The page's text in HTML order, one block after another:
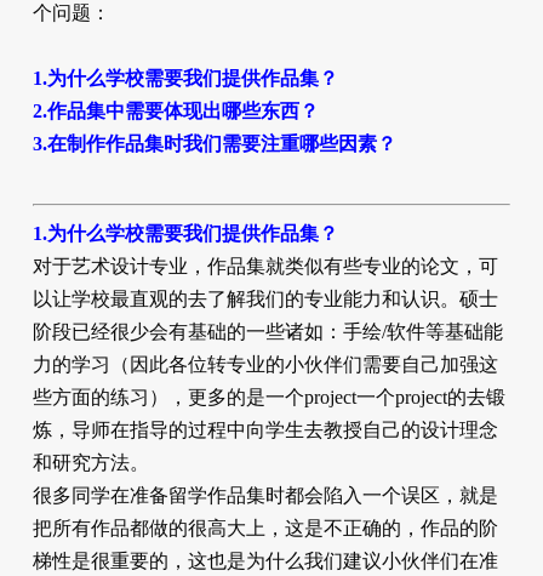
个问题：
1.为什么学校需要我们提供作品集？
2.作品集中需要体现出哪些东西？
3.在制作作品集时我们需要注重哪些因素？
1.为什么学校需要我们提供作品集？
对于艺术设计专业，作品集就类似有些专业的论文，可
以让学校最直观的去了解我们的专业能力和认识。硕士
阶段已经很少会有基础的一些诸如：手绘/软件等基础能
力的学习（因此各位转专业的小伙伴们需要自己加强这
些方面的练习），更多的是一个project一个project的去锻
炼，导师在指导的过程中向学生去教授自己的设计理念
和研究方法。
很多同学在准备留学作品集时都会陷入一个误区，就是
把所有作品都做的很高大上，这是不正确的，作品的阶
梯性是很重要的，这也是为什么我们建议小伙伴们在准